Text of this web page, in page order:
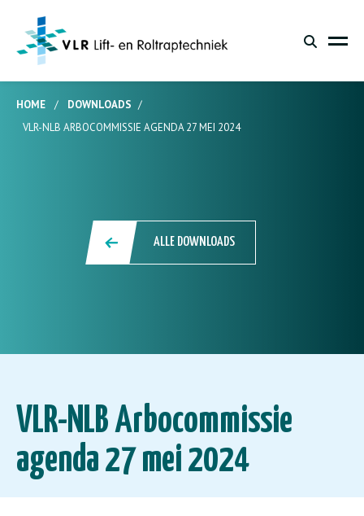
HOME / DOWNLOADS /
VLR-NLB ARBOCOMMISSIE AGENDA 27 MEI 2024
ALLE DOWNLOADS
VLR-NLB Arbocommissie
agenda 27 mei 2024